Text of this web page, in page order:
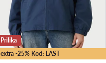
extra -25% Kod: LAST
Prilika